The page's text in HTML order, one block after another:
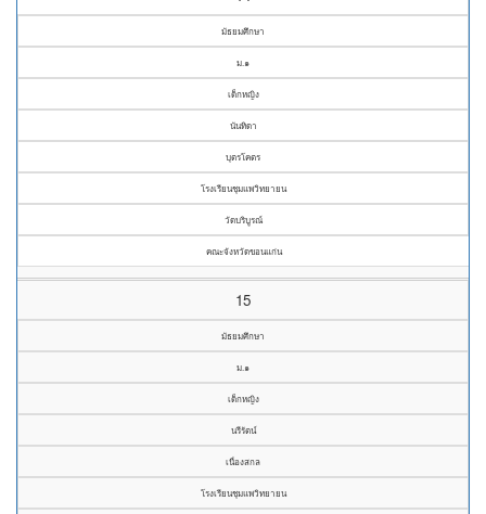
มัธยมศึกษา
ม.๑
เด็กหญิง
นันทิดา
บุตรโคตร
โรงเรียนชุมแพวิทยายน
วัดบริบูรณ์
คณะจังหวัดขอนแก่น
15
มัธยมศึกษา
ม.๑
เด็กหญิง
นรีรัตน์
เนื่องสกล
โรงเรียนชุมแพวิทยายน